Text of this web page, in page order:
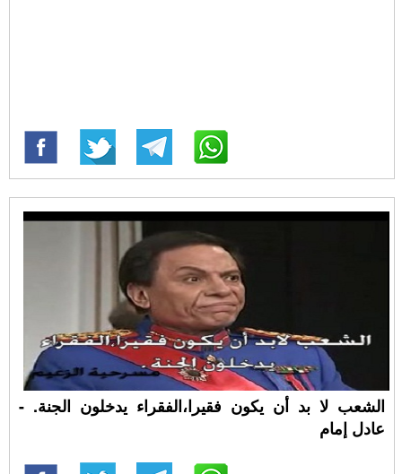
الشعب لا بد أن يكون فقيرا،الفقراء يدخلون الجنة. -
عادل إمام